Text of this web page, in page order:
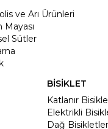
ve Arı Ürünleri
Mayası
Sütler
BİSİKLET
Katlanır
Elektrikli
Dağ